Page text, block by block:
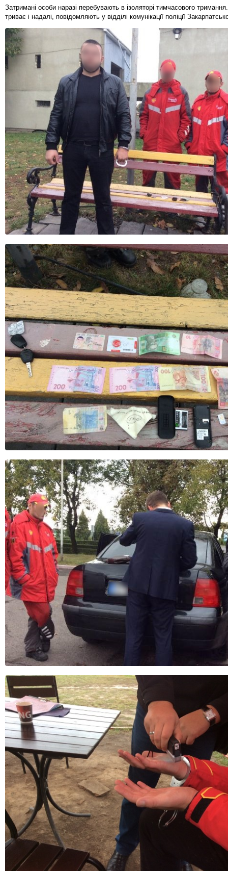
Затримані особи наразі перебувають в ізоляторі тимчасового
триває і надалі, повідомляють у відділі комунікації поліції